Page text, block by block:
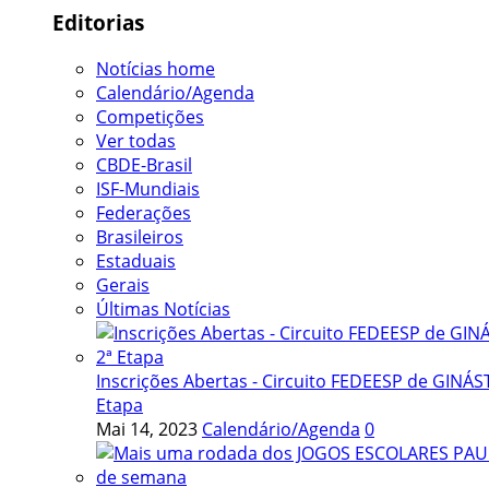
Editorias
Notícias home
Calendário/Agenda
Competições
Ver todas
CBDE-Brasil
ISF-Mundiais
Federações
Brasileiros
Estaduais
Gerais
Últimas Notícias
Inscrições Abertas - Circuito FEDEESP de
Etapa
Mai 14, 2023 Calendário/Agenda 0